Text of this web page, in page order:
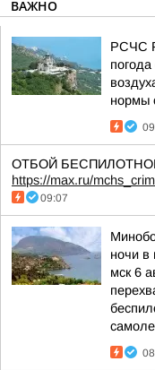
ВАЖНО
РСЧС
нормы
ОТБОЙ
https://max.ru/
09:07
ночи в
мск 6